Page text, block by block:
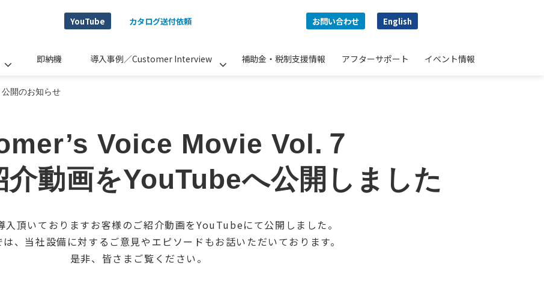
YouTube カタログ送付依頼 お問い合わせ English
即納機 導入事例／Customer Interview 補助金・税制支援情報 アフターサポート イベント情報
開のお知らせ
Voice Movie Vol.７
介動画をYouTubeへ公開しました
入頂いておりますお客様のご紹介動画をYouTubeにて公開しました。
、当社設備に対するご意見やエピソードもお話いただいております。
是非、皆さまご覧ください。